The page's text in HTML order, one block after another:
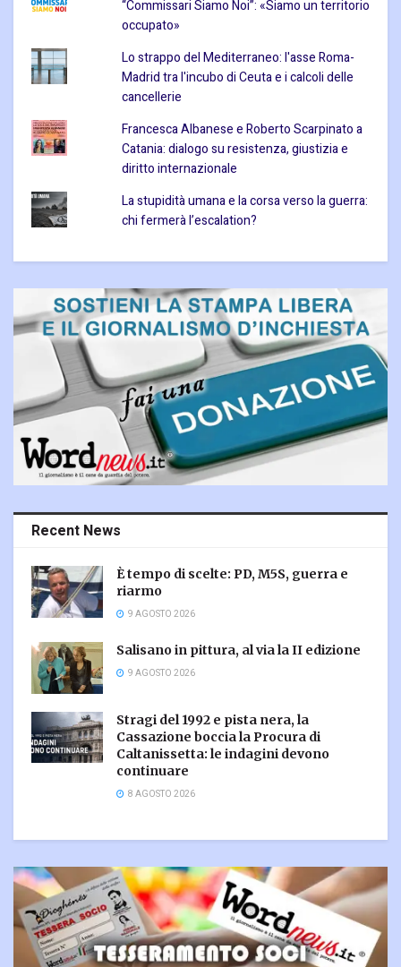
“Commissari Siamo Noi”: «Siamo un territorio
occupato»
Lo strappo del Mediterraneo: l'asse Roma-
Madrid tra l'incubo di Ceuta e i calcoli delle
cancellerie
Francesca Albanese e Roberto Scarpinato a
Catania: dialogo su resistenza, giustizia e
diritto internazionale
La stupidità umana e la corsa verso la guerra:
chi fermerà l’escalation?
Recent News
È tempo di scelte: PD, M5S, guerra e
riarmo
9 AGOSTO 2026
Salisano in pittura, al via la II edizione
9 AGOSTO 2026
Stragi del 1992 e pista nera, la
Cassazione boccia la Procura di
Caltanissetta: le indagini devono
continuare
8 AGOSTO 2026